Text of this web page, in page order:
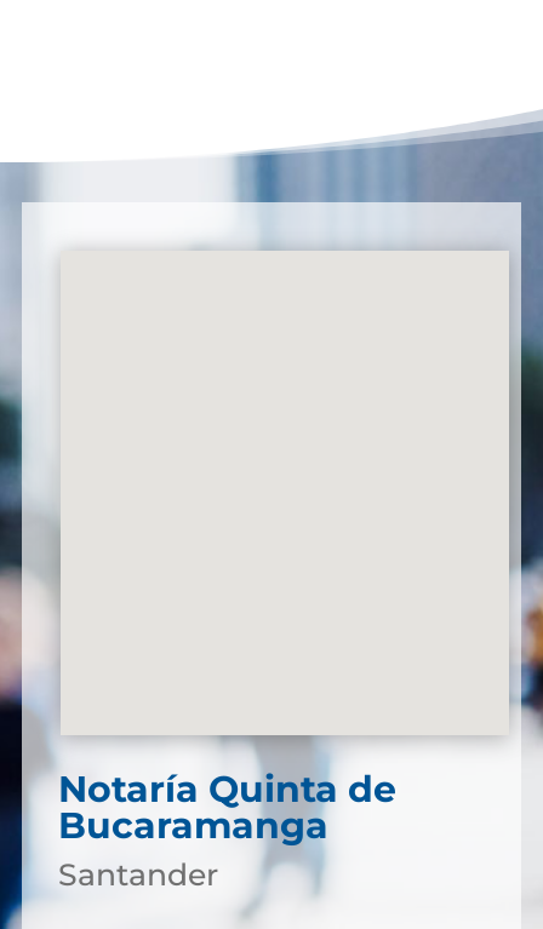
Notaría Quinta de
Bucaramanga
Santander